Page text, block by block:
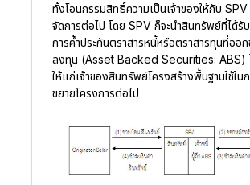
ทั้งโอนกรรมสิทธิ์ความเป็นเจ้าของให้กับ
จัดการต่อไป โดย SPV ก็จะนำสินทรัพย์ที่ได้รับ
การค้ำประกันตราสารหนี้หรือตราสารทุนที่ออ
ลงทุน (Asset Backed Securities: ABS)
ให้แก่เจ้าของสินทรัพย์โครงสร้างพื้นฐานใช้ใน
ขยายโครงการต่อไป